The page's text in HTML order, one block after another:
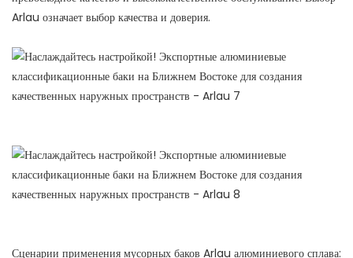
Arlau означает выбор качества и доверия.
Сценарии применения мусорных баков Arlau алюминиевого сплава: